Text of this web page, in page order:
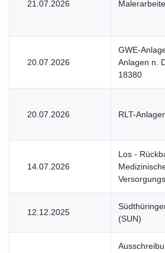
21.07.2026
20.07.2026
GWE-
Anlagen n.
18380
20.07.2026 RLT-
14.07.2026
Los -
12.12.2025
(SUN)